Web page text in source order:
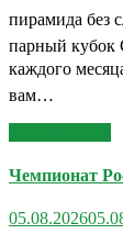
пирамида без
парный кубок
каждого
вам…
Чемпионат
05.08.2026